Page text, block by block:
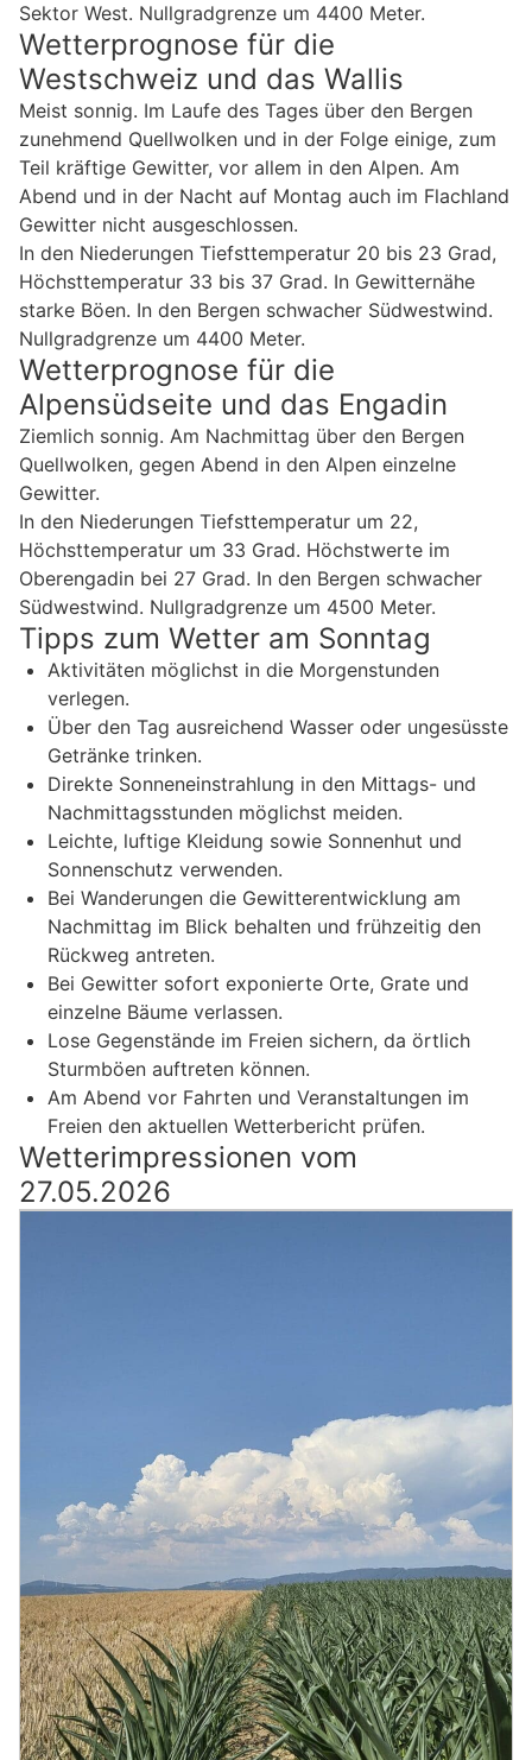
Sektor West. Nullgradgrenze um 4400 Meter.
Wetterprognose für die
Westschweiz und das Wallis
Meist sonnig. Im Laufe des Tages über den Bergen
zunehmend Quellwolken und in der Folge einige, zum
Teil kräftige Gewitter, vor allem in den Alpen. Am
Abend und in der Nacht auf Montag auch im Flachland
Gewitter nicht ausgeschlossen.
In den Niederungen Tiefsttemperatur 20 bis 23 Grad,
Höchsttemperatur 33 bis 37 Grad. In Gewitternähe
starke Böen. In den Bergen schwacher Südwestwind.
Nullgradgrenze um 4400 Meter.
Wetterprognose für die
Alpensüdseite und das Engadin
Ziemlich sonnig. Am Nachmittag über den Bergen
Quellwolken, gegen Abend in den Alpen einzelne
Gewitter.
In den Niederungen Tiefsttemperatur um 22,
Höchsttemperatur um 33 Grad. Höchstwerte im
Oberengadin bei 27 Grad. In den Bergen schwacher
Südwestwind. Nullgradgrenze um 4500 Meter.
Tipps zum Wetter am Sonntag
Aktivitäten möglichst in die Morgenstunden
verlegen.
Über den Tag ausreichend Wasser oder ungesüsste
Getränke trinken.
Direkte Sonneneinstrahlung in den Mittags- und
Nachmittagsstunden möglichst meiden.
Leichte, luftige Kleidung sowie Sonnenhut und
Sonnenschutz verwenden.
Bei Wanderungen die Gewitterentwicklung am
Nachmittag im Blick behalten und frühzeitig den
Rückweg antreten.
Bei Gewitter sofort exponierte Orte, Grate und
einzelne Bäume verlassen.
Lose Gegenstände im Freien sichern, da örtlich
Sturmböen auftreten können.
Am Abend vor Fahrten und Veranstaltungen im
Freien den aktuellen Wetterbericht prüfen.
Wetterimpressionen vom
27.05.2026